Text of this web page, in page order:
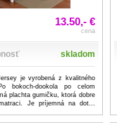
13.50,- €
cena
skladom
je vyrobená z kvalitného
bokoch-dookola po celom
plachta gumičku, ktorá dobre
Je príjemná na dot...